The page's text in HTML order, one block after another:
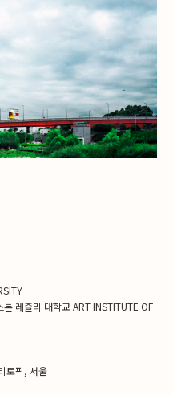
레즐리 대학교 ART INSTITUTE OF
토픽, 서울